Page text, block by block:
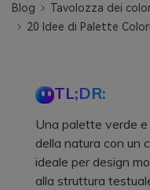
Blog
Tavolozza dei
20 Idee di Palette
TL;DR:
Una palette verde
della natura con un
ideale per design
alla struttura